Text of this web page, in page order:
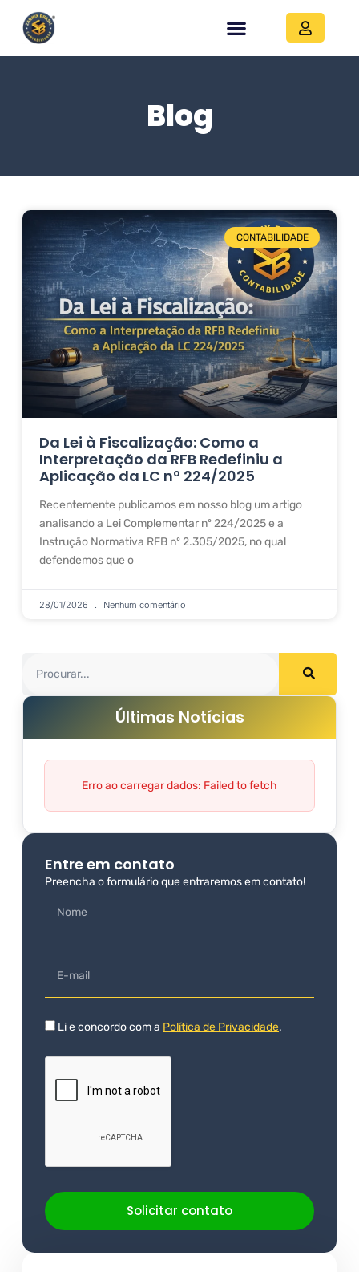
Blog
CONTABILIDADE
Da Lei à Fiscalização: Como a
Interpretação da RFB Redefiniu a
Aplicação da LC nº 224/2025
Recentemente publicamos em nosso blog um artigo
analisando a Lei Complementar nº 224/2025 e a
Instrução Normativa RFB nº 2.305/2025, no qual
defendemos que o
28/01/2026 Nenhum comentário
Últimas Notícias
Erro ao carregar dados: Failed to fetch
Entre em contato
Preencha o formulário que entraremos em contato!
Li e concordo com a Política de Privacidade.
Solicitar contato